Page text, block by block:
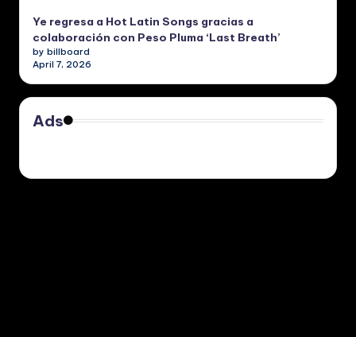
Ye regresa a Hot Latin Songs gracias a
colaboración con Peso Pluma ‘Last Breath’
by billboard
April 7, 2026
Ads